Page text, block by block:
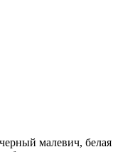
малевич, белая